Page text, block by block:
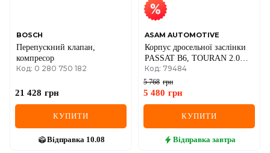
LANCIA
LEXUS
LINCOLN
BOSCH
Перепускний клапан,
компресор
Код: 0 280 750 182
21 428 грн
КУПИТИ
Відправка 10.08
ASAM AUTOMOTIVE
Корпус дросельної заслінки
PASSAT B6, TOURAN 2.0
TDI 05-VW
Код: 79484
5 768 грн
5 480 грн
КУПИТИ
Відправка завтра